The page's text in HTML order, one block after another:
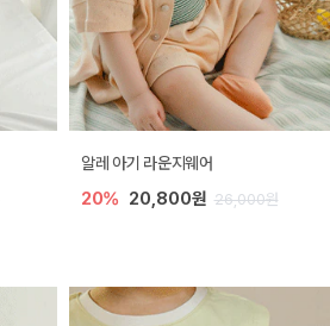
알레 아기 라운지웨어
20% 20,800원 26,000원